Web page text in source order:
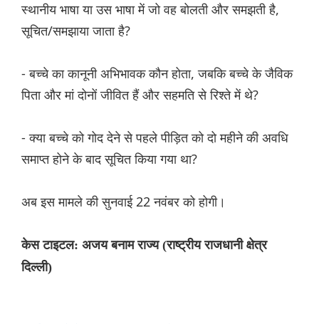
स्थानीय भाषा या उस भाषा में जो वह बोलती और समझती है,
सूचित/समझाया जाता है?
- बच्चे का कानूनी अभिभावक कौन होता, जबकि बच्चे के जैविक
पिता और मां दोनों जीवित हैं और सहमति से रिश्ते में थे?
- क्या बच्चे को गोद देने से पहले पीड़ित को दो महीने की अवधि
समाप्त होने के बाद सूचित किया गया था?
अब इस मामले की सुनवाई 22 नवंबर को होगी।
केस टाइटल: अजय बनाम राज्य (राष्ट्रीय राजधानी क्षेत्र
दिल्ली)